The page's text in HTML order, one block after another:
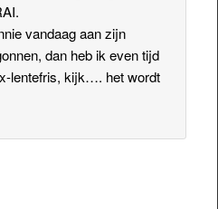
vandaag aan zijn
dan heb ik even tijd
lentefris, kijk…. het wordt